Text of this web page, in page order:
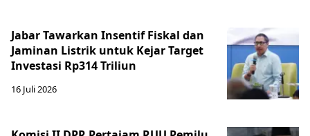
Jabar Tawarkan Insentif Fiskal dan
Jaminan Listrik untuk Kejar Target
Investasi Rp314 Triliun
16 Juli 2026